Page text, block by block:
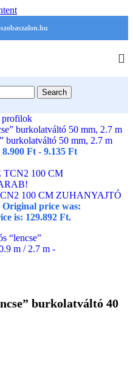
Search
profilok
burkolatváltó 50 mm, 2.7 m
Ft - 9.135 Ft
100 CM ZUHANYAJTÓ
Original price was:
is: 129.892 Ft.
burkolatváltó 40